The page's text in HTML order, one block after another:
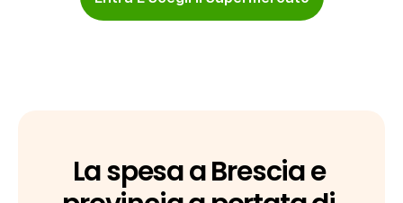
La spesa a Brescia e